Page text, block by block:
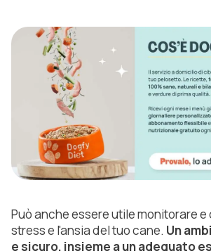
Può anche essere utile monitorare
stress e l'ansia del tuo cane. Un
e sicuro, insieme a un adeguato